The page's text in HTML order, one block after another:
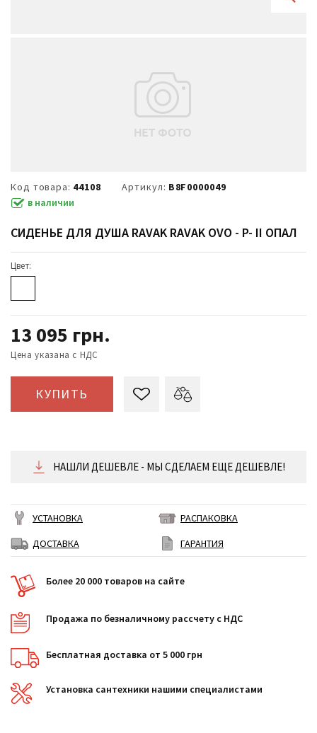
Код товара: 44108 Артикул: B8F0000049
в наличии
СИДЕНЬЕ ДЛЯ ДУША RAVAK RAVAK OVO - P- II ОПАЛ
Цвет:
13 095 грн.
Цена указана с НДС
КУПИТЬ
НАШЛИ ДЕШЕВЛЕ - МЫ СДЕЛАЕМ ЕЩЕ ДЕШЕВЛЕ!
УСТАНОВКА
РАСПАКОВКА
ДОСТАВКА
ГАРАНТИЯ
Более 20 000 товаров на сайте
Продажа по безналичному рассчету с НДС
Бесплатная доставка от 5 000 грн
Установка сантехники нашими специалистами